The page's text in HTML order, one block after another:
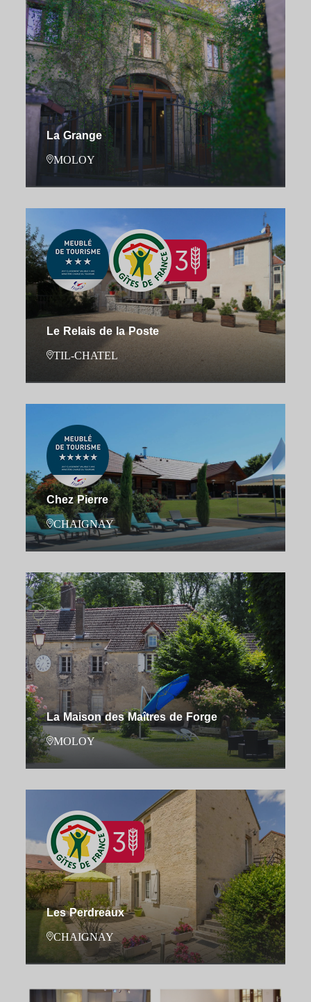
La Grange
MOLOY
Le Relais de la Poste
TIL-CHATEL
Chez Pierre
CHAIGNAY
La Maison des Maîtres de Forge
MOLOY
Les Perdreaux
CHAIGNAY